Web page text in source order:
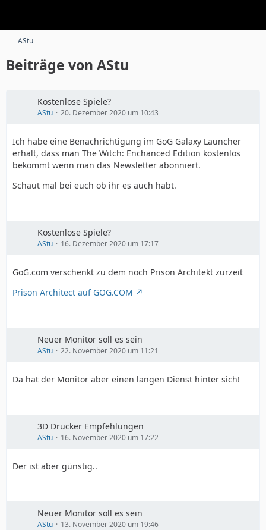
AStu
Beiträge von AStu
Kostenlose Spiele?
AStu 20. Dezember 2020 um 10:43
Ich habe eine Benachrichtigung im GoG Galaxy Launcher
erhalt, dass man The Witch: Enchanced Edition kostenlos
bekommt wenn man das Newsletter abonniert.
Schaut mal bei euch ob ihr es auch habt.
Kostenlose Spiele?
AStu 16. Dezember 2020 um 17:17
GoG.com verschenkt zu dem noch Prison Architekt zurzeit
Prison Architect auf GOG.COM
Neuer Monitor soll es sein
AStu 22. November 2020 um 11:21
Da hat der Monitor aber einen langen Dienst hinter sich!
3D Drucker Empfehlungen
AStu 16. November 2020 um 17:22
Der ist aber günstig..
Neuer Monitor soll es sein
AStu 13. November 2020 um 19:46